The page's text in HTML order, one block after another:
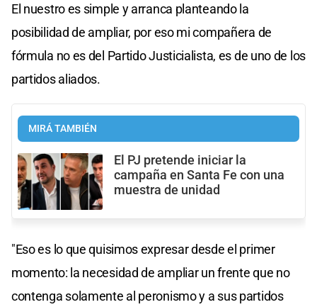
El nuestro es simple y arranca planteando la
posibilidad de ampliar, por eso mi compañera de
fórmula no es del Partido Justicialista, es de uno de los
partidos aliados.
MIRÁ TAMBIÉN
El PJ pretende iniciar la
campaña en Santa Fe con una
muestra de unidad
"Eso es lo que quisimos expresar desde el primer
momento: la necesidad de ampliar un frente que no
contenga solamente al peronismo y a sus partidos